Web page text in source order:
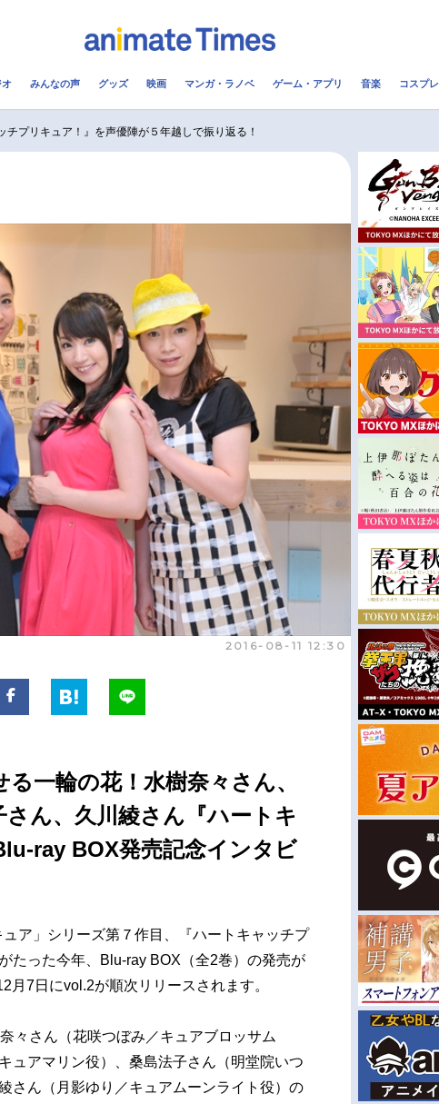
配信・Vtuber
男性声優/女性声優一覧
今期アニメ曜日別一覧
FOLLOW US
オ みんなの声 グッズ 映画 マンガ・ラノベ ゲーム・アプリ 音楽 コスプレ
チプリキュア！』を声優陣が５年越しで振り返る！
2016-08-11 12:30
一輪の花！水樹奈々さん、
ん、久川綾さん『ハートキ
ray BOX発売記念インタビ
ア」シリーズ第７作目、『ハートキャッチプ
たった今年、Blu-ray BOX（全2巻）の発売が
7日にvol.2が順次リリースされます。
々さん（花咲つぼみ／キュアブロッサム
ュアマリン役）、桑島法子さん（明堂院いつ
さん（月影ゆり／キュアムーンライト役）の